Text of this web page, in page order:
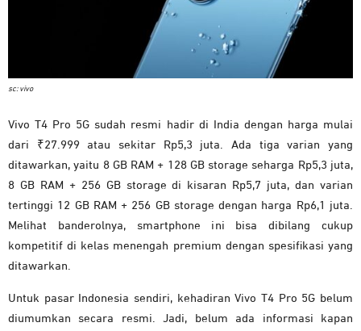
sc: vivo
Vivo T4 Pro 5G sudah resmi hadir di India dengan harga mulai
dari ₹27.999 atau sekitar Rp5,3 juta. Ada tiga varian yang
ditawarkan, yaitu 8 GB RAM + 128 GB storage seharga Rp5,3 juta,
8 GB RAM + 256 GB storage di kisaran Rp5,7 juta, dan varian
tertinggi 12 GB RAM + 256 GB storage dengan harga Rp6,1 juta.
Melihat banderolnya, smartphone ini bisa dibilang cukup
kompetitif di kelas menengah premium dengan spesifikasi yang
ditawarkan.
Untuk pasar Indonesia sendiri, kehadiran Vivo T4 Pro 5G belum
diumumkan secara resmi. Jadi, belum ada informasi kapan